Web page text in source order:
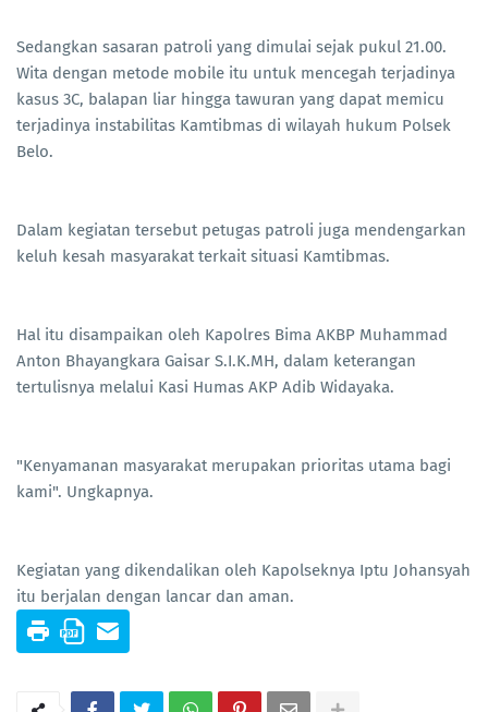
Sedangkan sasaran patroli yang dimulai sejak pukul 21.00.
Wita dengan metode mobile itu untuk mencegah terjadinya
kasus 3C, balapan liar hingga tawuran yang dapat memicu
terjadinya instabilitas Kamtibmas di wilayah hukum Polsek
Belo.
Dalam kegiatan tersebut petugas patroli juga mendengarkan
keluh kesah masyarakat terkait situasi Kamtibmas.
Hal itu disampaikan oleh Kapolres Bima AKBP Muhammad
Anton Bhayangkara Gaisar S.I.K.MH, dalam keterangan
tertulisnya melalui Kasi Humas AKP Adib Widayaka.
"Kenyamanan masyarakat merupakan prioritas utama bagi
kami". Ungkapnya.
Kegiatan yang dikendalikan oleh Kapolseknya Iptu Johansyah
itu berjalan dengan lancar dan aman.